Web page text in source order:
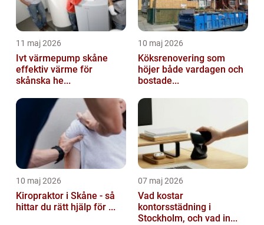
11 maj 2026
Ivt värmepump skåne
effektiv värme för
skånska he...
10 maj 2026
Köksrenovering som
höjer både vardagen och
bostade...
10 maj 2026
Kiropraktor i Skåne - så
hittar du rätt hjälp för ...
07 maj 2026
Vad kostar
kontorsstädning i
Stockholm, och vad in...